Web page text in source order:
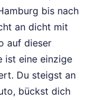
bis nach
an dicht mit
auf dieser
ist eine einzige
Du steigst an
bückst dich